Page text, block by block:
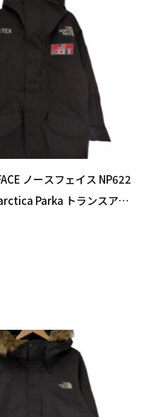
ノースフェイス NP622
Parka トランスアン
ーカ マウンテンパーカー
ズ 買い取りました！